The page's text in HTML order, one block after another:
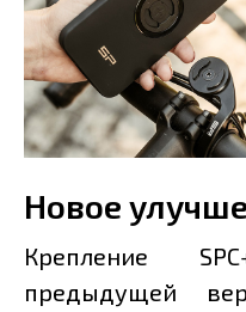
Новое
Крепление
предыдущей